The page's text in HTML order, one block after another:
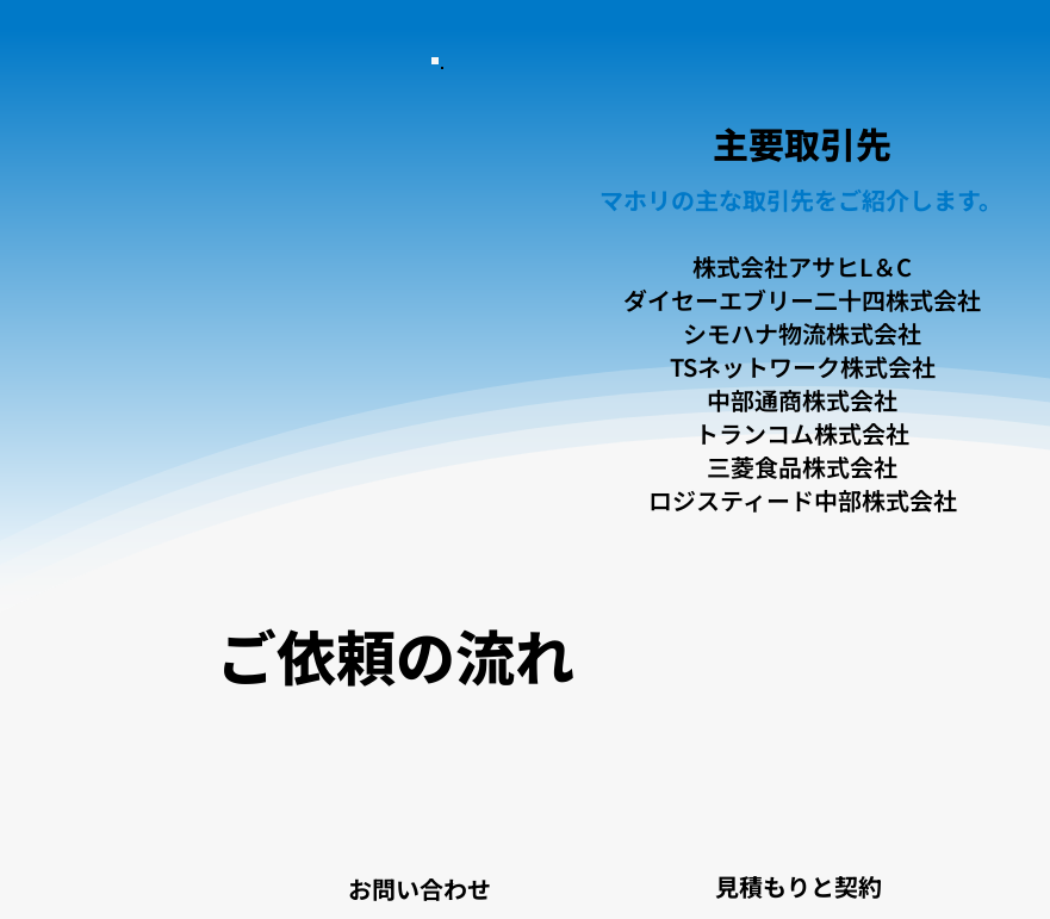
主要取引先
マホリの主な取引先をご紹介します。
株式会社アサヒL＆C
ダイセーエブリー二十四株式会社
シモハナ物流株式会社
TSネットワーク株式会社
中部通商株式会社
トランコム株式会社
三菱食品株式会社
ロジスティード中部株式会社
​ご依頼の流れ
お問い合わせ 見積もりと契約